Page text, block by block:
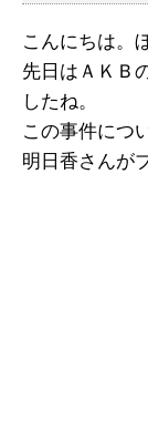
こんにちは。
先日はＡＫＢ
したね。
この事件につ
明日香さんが